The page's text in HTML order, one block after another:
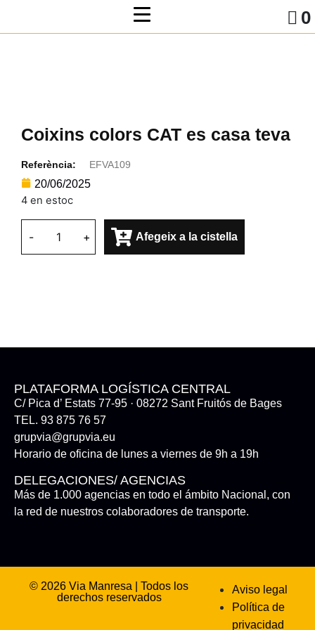
0
Coixins colors CAT es casa teva
Referència: EFVA109
20/06/2025
4 en estoc
- + Afegeix a la cistella
PLATAFORMA LOGÍSTICA CENTRAL
C/ Pica d’ Estats 77-95 · 08272 Sant Fruitós de Bages
TEL. 93 875 76 57
grupvia@grupvia.eu
Horario de oficina de lunes a viernes de 9h a 19h
DELEGACIONES/ AGENCIAS
Más de 1.000 agencias en todo el ámbito Nacional, con
la red de nuestros colaboradores de transporte.
© 2026 Via Manresa | Todos los
derechos reservados
Aviso legal
Política de
privacidad